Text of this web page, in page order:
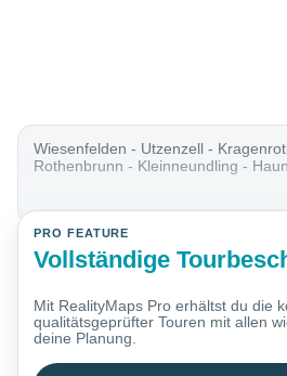
Wiesenfelden - Utzenzell -
Rothenbrunn - Kleinneundling -
PRO FEATURE
Vollständige
Mit RealityMaps Pro erhältst du die
qualitätsgeprüfter Touren mit allen
deine Planung.